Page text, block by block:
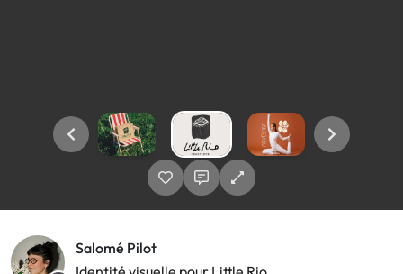
Salomé Pilot